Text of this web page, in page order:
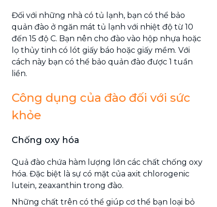
Đối với những nhà có tủ lạnh, bạn có thể bảo
quản đào ở ngăn mát tủ lạnh với nhiệt độ từ 10
đến 15 độ C. Bạn nên cho đào vào hộp nhựa hoặc
lọ thủy tinh có lót giấy báo hoặc giấy mềm. Với
cách này bạn có thể bảo quản đào được 1 tuần
liền.
Công dụng của đào đối với sức
khỏe
Chống oxy hóa
Quả đào chứa hàm lượng lớn các chất chống oxy
hóa. Đặc biệt là sự có mặt của axit chlorogenic
lutein, zeaxanthin trong đào.
Những chất trên có thể giúp cơ thể bạn loại bỏ